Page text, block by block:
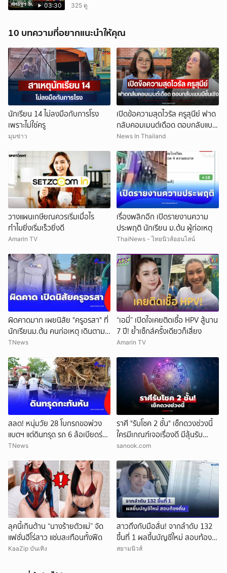
03:30 325 ดู
10 บทความที่อยากแนะนำให้คุณ
นักเรียน 14 ไม่ลงมือกับภารโรง
เพราะไม่ใช่ครู
มุมข่าว
เปิดข้อความสุดไวรัล ครูสุนีย์ ฟาด
กลับคอมเมนต์เดือด ตอบกลับแบบ
มีชั้นเชิง
News In Thailand
วางแผนเกษียณควรเริ่มเมื่อไร
ทำไมยิ่งเริ่มเร็วยิ่งดี
Amarin TV
เรื่องพลิกอีก เปิดรายงานความ
ประพฤติ นักเรียน ม.ต้น ผู้ก่อเหตุ
ThaiNews - ไทยนิวส์ออนไลน์
ผิดคาดมาก เผยนิสัย "ครูอรสา" ที่
นักเรียนม.ต้น คนก่อเหตุ เดินตาม
หา
TNews
“เอมี่” เปิดใจเคยติดเชื้อ HPV สู้นาน
7 ปี! ย้ำเซ็กส์ครั้งเดียวก็เสี่ยง
Amarin TV
สลด! หนุ่มวัย 28 โบกรถขอพ่วง
แบตฯ แต่ดินทรุด รถ 6 ล้อเบียดร่าง
ดับ
TNews
ราศี "รับโชค 2 ชั้น" เช็กดวงช่วงนี้
ใครมีเกณฑ์เจอเรื่องดี มีลุ้นรับ
ความปัง
sanook.com
ลุคนี้เกินต้าน “นางร้ายตัวแม่” จัด
แฟชั่นฮีโร่สาว แซ่บสะเทือนทั้งฟีด
KaaZip บันเทิง
สาวถึงกับมือสั่น! จากลำดับ 132
ขึ้นที่ 1 ผลขึ้นบัญชีใหม่ สอบท้อง
ถิ่น
สยามนิวส์